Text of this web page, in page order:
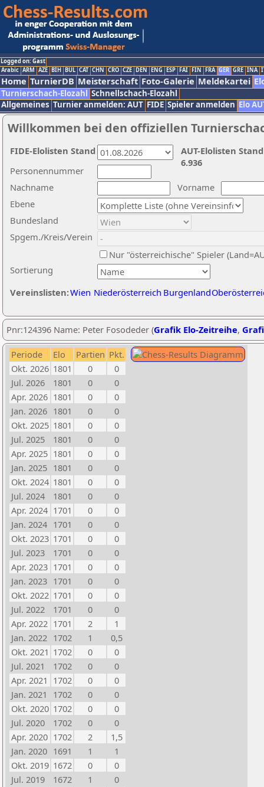
Logged on: Gast
Arabic ARM AZE BIH BUL CAT CHN CRO CZE DEN ENG ESP FAI FIN FRA GER GRE INA
Home TurnierDB Meisterschaft Foto-Galerie Meldekartei
Turnierschach-Elozahl Schnellschach-Elozahl
Allgemeines Turnier anmelden: AUT FIDE Spieler anmelden Elo
Willkommen bei den offiziellen
Nachname
Vorname
Ebene
Sortierung
Personennummer
Bundesland
Spgem./Kreis/Verein
Nur "österreichische" Spieler
Vereinslisten:Wien Niederösterreich Burgenland
AUT-Elolisten
6.936
FIDE-Elolisten Stand
Pnr:124396 Name: Peter Fosodeder (Grafik Elo-Zeitreihe,
Periode Elo Partien Pkt.
Okt. 2026 1801 0
0
Jul. 2026
1801 0
0
Apr. 2026 1801 0
0
Jan. 2026 1801 0
0
Okt. 2025 1801 0
0
Jul. 2025
1801 0
0
Apr. 2025 1801 0
0
Jan. 2025 1801 0
0
Okt. 2024 1801 0
0
Jul. 2024
1801 0
0
Apr. 2024 1701 0
0
Jan. 2024 1701 0
0
Okt. 2023 1701 0
0
Jul. 2023
1701 0
0
Apr. 2023 1701 0
0
Jan. 2023 1701 0
0
Okt. 2022 1701 0
0
Jul. 2022
1701 0
0
Apr. 2022 1701 2
1
Jan. 2022 1702 1
0,5
Okt. 2021 1702 0
0
Jul. 2021
1702 0
0
Apr. 2021 1702 0
0
Jan. 2021
1702 0
0
Okt. 2020 1702 0
0
Jul. 2020
1702 0
0
Apr. 2020 1702 2
1,5
Jan. 2020 1691 1
1
Okt. 2019 1672 0
0
Jul. 2019
1672 1
0